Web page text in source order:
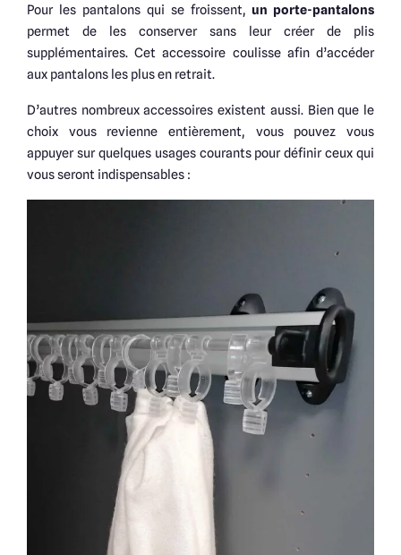
Pour les pantalons qui se froissent, un porte-pantalons
permet de les conserver sans leur créer de plis
supplémentaires. Cet accessoire coulisse afin d’accéder
aux pantalons les plus en retrait.
D’autres nombreux accessoires existent aussi. Bien que le
choix vous revienne entièrement, vous pouvez vous
appuyer sur quelques usages courants pour définir ceux qui
vous seront indispensables :